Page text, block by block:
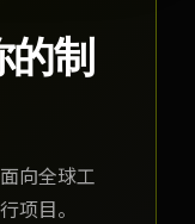
制
向全球工
项目。